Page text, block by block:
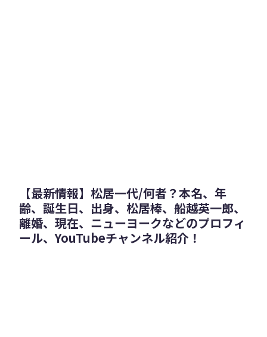
【最新情報】松居一代/何者？本名、年
齢、誕生日、出身、松居棒、船越英一郎、
離婚、現在、ニューヨークなどのプロフィ
ール、YouTubeチャンネル紹介！